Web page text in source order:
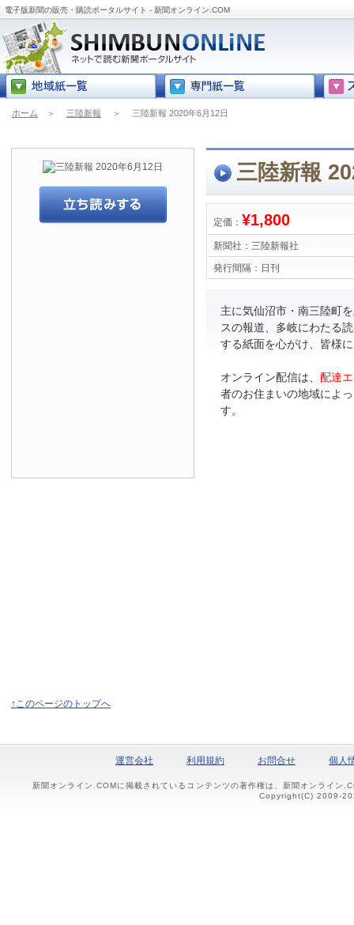
電子版新聞の販売・購読ポータルサイト - 新聞オンライン.COM
ホーム ＞ 三陸新報 ＞ 三陸新報 2020年6月12日
三陸新報
定価： ¥1,800
新聞社： 三陸新報社
発行間隔： 日刊
主に気仙沼市・南三陸町
スの報道、多岐にわたる
する紙面を心がけ、皆様
オンライン配信は、 配達
者のお住まいの地域によ
す。
↑このページのトップへ
運営会社 利用規約 お問合せ 個人
新聞オンライン.COMに掲載されているコンテンツの著作権は、新聞オンライン
Copyright(C) 2009-